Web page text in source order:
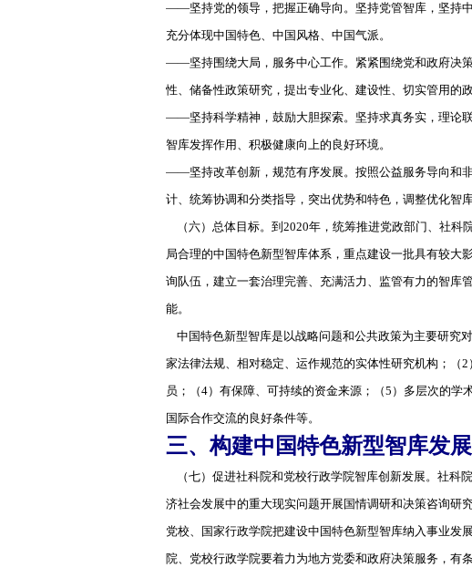
——坚持党的领导，把握正确导向。坚持党管智库，坚持
充分体现中国特色、中国风格、中国气派。
——坚持围绕大局，服务中心工作。紧紧围绕党和政府决
性、储备性政策研究，提出专业化、建设性、切实管用的
——坚持科学精神，鼓励大胆探索。坚持求真务实，理论
智库发挥作用、积极健康向上的良好环境。
——坚持改革创新，规范有序发展。按照公益服务导向和
计、统筹协调和分类指导，突出优势和特色，调整优化智
（六）总体目标。到2020年，统筹推进党政部门、社科
局合理的中国特色新型智库体系，重点建设一批具有较大
询队伍，建立一套治理完善、充满活力、监管有力的智库
能。
中国特色新型智库是以战略问题和公共政策为主要研究
家法律法规、相对稳定、运作规范的实体性研究机构；（
员；（4）有保障、可持续的资金来源；（5）多层次的
国际合作交流的良好条件等。
三、构建中国特色新型智库发
（七）促进社科院和党校行政学院智库创新发展。社科
济社会发展中的重大现实问题开展国情调研和决策咨询研
党校、国家行政学院把建设中国特色新型智库纳入事业发
院、党校行政学院要着力为地方党委和政府决策服务，有